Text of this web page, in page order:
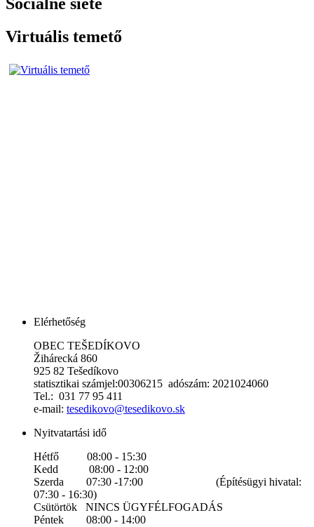
Sociálne siete
Virtuális temető
Elérhetőség
OBEC TEŠEDÍKOVO
Žihárecká 860
925 82 Tešedíkovo
statisztikai számjel:00306215 adószám: 2021024060
Tel.: 031 77 95 411
e-mail: tesedikovo@tesedikovo.sk
Nyitvatartási idő
Hétfő 08:00 - 15:30
Kedd 08:00 - 12:00
Szerda 07:30 -17:00 (Építésügyi hivatal:
07:30 - 16:30)
Csütörtök NINCS ÜGYFÉLFOGADÁS
Péntek 08:00 - 14:00